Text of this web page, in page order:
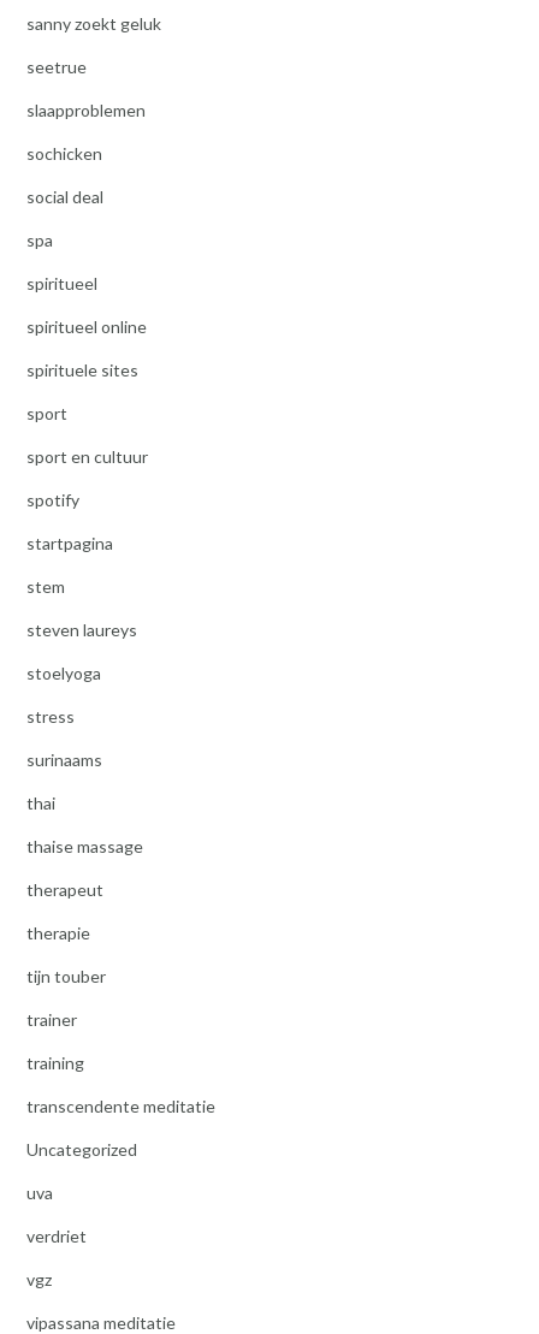
sanny zoekt geluk
seetrue
slaapproblemen
sochicken
social deal
spa
spiritueel
spiritueel online
spirituele sites
sport
sport en cultuur
spotify
startpagina
stem
steven laureys
stoelyoga
stress
surinaams
thai
thaise massage
therapeut
therapie
tijn touber
trainer
training
transcendente meditatie
Uncategorized
uva
verdriet
vgz
vipassana meditatie